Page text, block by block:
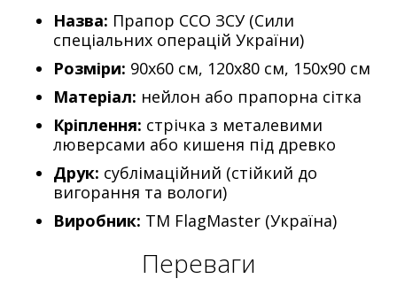
Назва: Прапор ССО ЗСУ (Сили
спеціальних операцій України)
Розміри: 90х60 см, 120х80 см, 150х90 см
Матеріал: нейлон або прапорна сітка
Кріплення: стрічка з металевими
люверсами або кишеня під древко
Друк: сублімаційний (стійкий до
вигорання та вологи)
Виробник: ТМ FlagMaster (Україна)
Переваги